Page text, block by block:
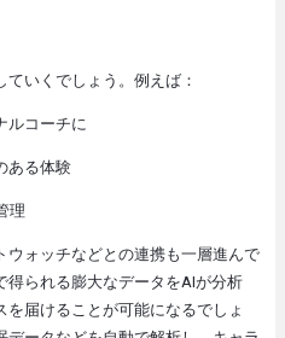
いくでしょう。例えば：
ルコーチに
ある体験
理
ウォッチなどとの連携も一層進んで
得られる膨大なデータをAIが分析
届けることが可能になるでしょ